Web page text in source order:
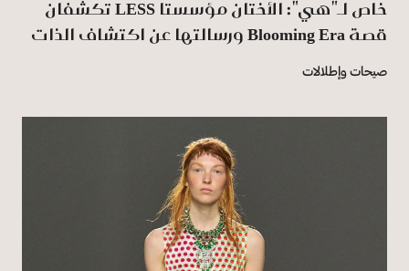
خاص لـ"هي": الأختان مؤسستا LESS تكشفان
قصة Blooming Era ورسالتها عن اكتشاف الذات
صيحات وإطلالات